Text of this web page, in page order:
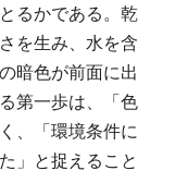
るかである。乾
を生み、水を含
暗色が前面に出
第一歩は、「色
、「環境条件に
」と捉えること